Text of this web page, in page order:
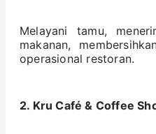
Melayani tamu,
makanan,
operasional restoran.
2. Kru Café & Coffee